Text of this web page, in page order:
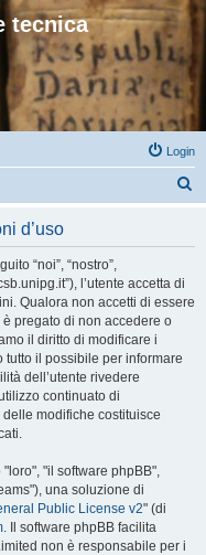
tecnica
Login
d’uso
“noi”, “nostro”,
l’utente accetta di
Qualora non accetti di essere
pregato di non accedere o
il diritto di modificare i
il possibile per informare
dell’utente rivedere
continuato di
delle modifiche costituisce
"loro", "il software phpBB",
una soluzione di
Public License v2" (di
. Il software phpBB facilita
non è responsabile per i